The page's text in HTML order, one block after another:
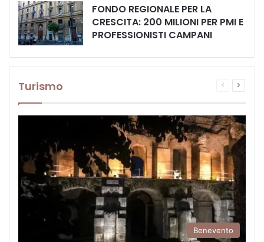
FONDO REGIONALE PER LA
CRESCITA: 200 MILIONI PER PMI E
PROFESSIONISTI CAMPANI
Turismo
Pagina
Benevento